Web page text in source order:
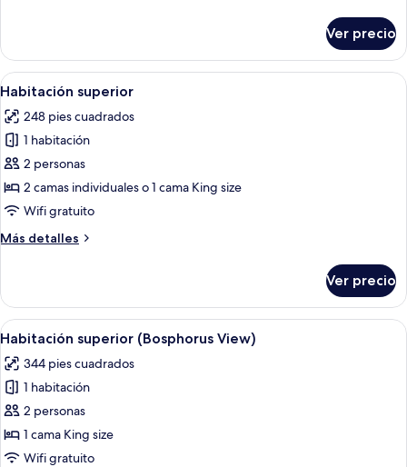
estándar
Ver precio
Abrir
todas
las
fotos
de
Habitación
superior
Habitación de hotel con dos camas,
5
Habitación superior
248 pies cuadrados
1 habitación
2 personas
2 camas individuales o 1 cama King size
Wifi gratuito
Más detalles
Más
superior
Ver precio
Abrir
todas
las
fotos
de
Habitación
superior
Un cuarto de hotel con una cama,
13
Habitación superior (Bosphorus View)
344 pies cuadrados
1 habitación
2 personas
1 cama King size
Wifi gratuito